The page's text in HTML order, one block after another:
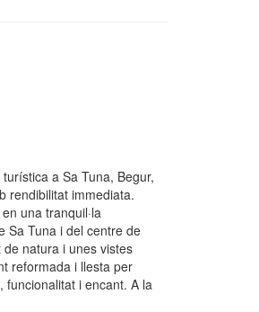
a Sa Tuna, Begur,
rendibilitat immediata.
una tranquil·la
Sa Tuna i del centre de
natura i unes vistes
reformada i llesta per
i encant. A la